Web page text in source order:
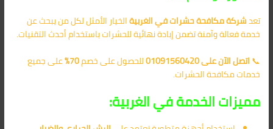
تعدشركة مكافحة حشرات في الغربيةالخيار الأمثل لكل من يبحث عن
خدمة فعالة وآمنة تضمن إبادة نهائية للحشرات باستخدام أحدث التقنيات.
📞اتصل الآن على 01091560420 للحصول على خصم70% على جميع
خدمات مكافحة الحشرات.
مميزات الخدمة في الغربية: